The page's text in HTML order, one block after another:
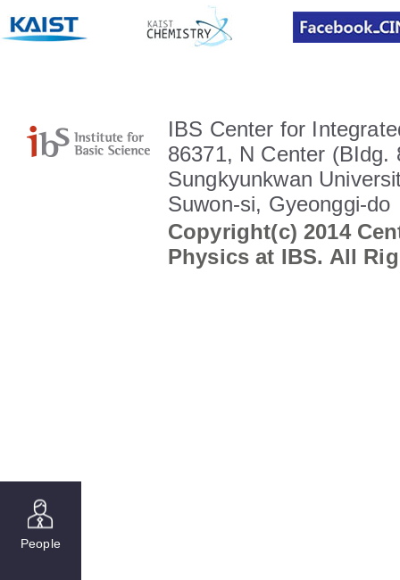
People
IBS Center for
86371, N Center (BIdg.
Sungkyunkwan
Suwon-si, Gyeonggi-do
Copyright(c) 2014
Physics at IBS. All